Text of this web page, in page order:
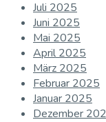
Juli 2025
Juni 2025
Mai 2025
April 2025
März 2025
Februar 2025
Januar 2025
Dezember